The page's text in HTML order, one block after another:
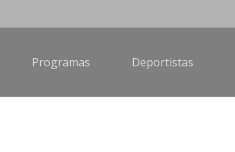
Programas Deportistas